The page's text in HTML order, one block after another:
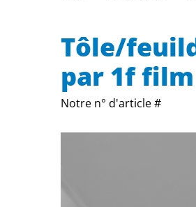
Tôle/
par 1f
Notre n° d'article #